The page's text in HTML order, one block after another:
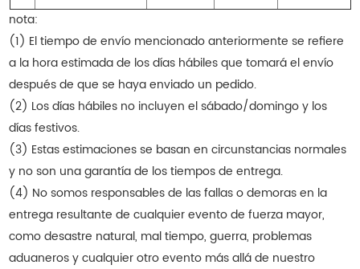
nota:
(1) El tiempo de envío mencionado anteriormente se refiere
a la hora estimada de los días hábiles que tomará el envío
después de que se haya enviado un pedido.
(2) Los días hábiles no incluyen el sábado/domingo y los
días festivos.
(3) Estas estimaciones se basan en circunstancias normales
y no son una garantía de los tiempos de entrega.
(4) No somos responsables de las fallas o demoras en la
entrega resultante de cualquier evento de fuerza mayor,
como desastre natural, mal tiempo, guerra, problemas
aduaneros y cualquier otro evento más allá de nuestro